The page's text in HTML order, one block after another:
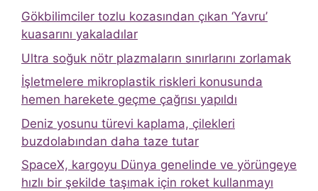
Gökbilimciler tozlu kozasından çıkan ‘Yavru’
kuasarını yakaladılar
Ultra soğuk nötr plazmaların sınırlarını zorlamak
İşletmelere mikroplastik riskleri konusunda
hemen harekete geçme çağrısı yapıldı
Deniz yosunu türevi kaplama, çilekleri
buzdolabından daha taze tutar
SpaceX, kargoyu Dünya genelinde ve yörüngeye
hızlı bir şekilde taşımak için roket kullanmayı